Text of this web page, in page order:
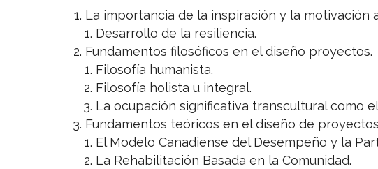
La importancia de la inspiración y la motivación
Desarrollo de la resiliencia.
Fundamentos filosóficos en el diseño proyectos.
Filosofía humanista.
Filosofía holista u integral.
La ocupación significativa transcultural como
Fundamentos teóricos en el diseño de
El Modelo Canadiense del Desempeño y la
La Rehabilitación Basada en la Comunidad.